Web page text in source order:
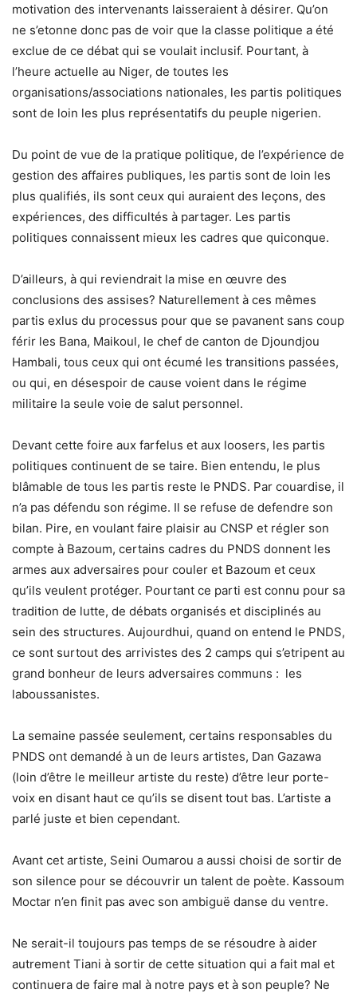
motivation des intervenants laisseraient à désirer. Qu’on
ne s’etonne donc pas de voir que la classe politique a été
exclue de ce débat qui se voulait inclusif. Pourtant, à
l’heure actuelle au Niger, de toutes les
organisations/associations nationales, les partis politiques
sont de loin les plus représentatifs du peuple nigerien.
Du point de vue de la pratique politique, de l’expérience de
gestion des affaires publiques, les partis sont de loin les
plus qualifiés, ils sont ceux qui auraient des leçons, des
expériences, des difficultés à partager. Les partis
politiques connaissent mieux les cadres que quiconque.
D’ailleurs, à qui reviendrait la mise en œuvre des
conclusions des assises? Naturellement à ces mêmes
partis exlus du processus pour que se pavanent sans coup
férir les Bana, Maikoul, le chef de canton de Djoundjou
Hambali, tous ceux qui ont écumé les transitions passées,
ou qui, en désespoir de cause voient dans le régime
militaire la seule voie de salut personnel.
Devant cette foire aux farfelus et aux loosers, les partis
politiques continuent de se taire. Bien entendu, le plus
blâmable de tous les partis reste le PNDS. Par couardise, il
n’a pas défendu son régime. Il se refuse de defendre son
bilan. Pire, en voulant faire plaisir au CNSP et régler son
compte à Bazoum, certains cadres du PNDS donnent les
armes aux adversaires pour couler et Bazoum et ceux
qu’ils veulent protéger. Pourtant ce parti est connu pour sa
tradition de lutte, de débats organisés et disciplinés au
sein des structures. Aujourdhui, quand on entend le PNDS,
ce sont surtout des arrivistes des 2 camps qui s’etripent au
grand bonheur de leurs adversaires communs : les
laboussanistes.
La semaine passée seulement, certains responsables du
PNDS ont demandé à un de leurs artistes, Dan Gazawa
(loin d’être le meilleur artiste du reste) d’être leur porte-
voix en disant haut ce qu’ils se disent tout bas. L’artiste a
parlé juste et bien cependant.
Avant cet artiste, Seini Oumarou a aussi choisi de sortir de
son silence pour se découvrir un talent de poète. Kassoum
Moctar n’en finit pas avec son ambiguë danse du ventre.
Ne serait-il toujours pas temps de se résoudre à aider
autrement Tiani à sortir de cette situation qui a fait mal et
continuera de faire mal à notre pays et à son peuple? Ne